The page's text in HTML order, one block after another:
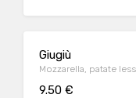
Giugiù
Mozzarella, patate
9.50 €